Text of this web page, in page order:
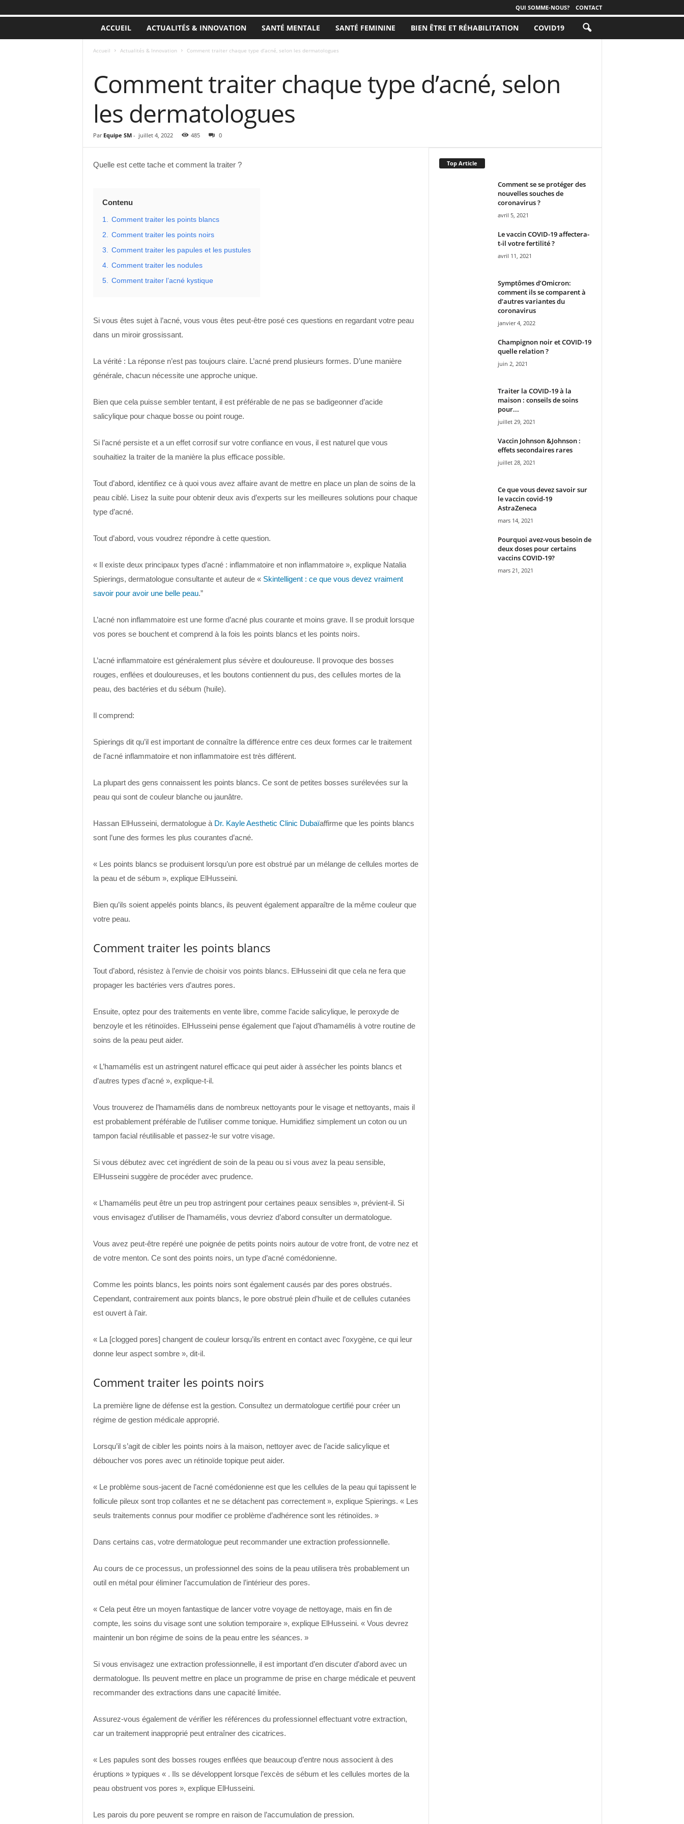
QUI SOMME-NOUS? CONTACT
ACCUEIL ACTUALITÉS & INNOVATION SANTÉ MENTALE SANTÉ FEMININE BIEN ÊTRE ET RÉHABILITATION COVID19
Accueil Actualités & Innovation Comment traiter chaque type d’acné, selon les dermatologues
Comment traiter chaque type d’acné, selon
les dermatologues
Par Equipe SM- juillet 4, 2022 485 0
Quelle est cette tache et comment la traiter ?
Contenu
1. Comment traiter les points blancs
2. Comment traiter les points noirs
3. Comment traiter les papules et les pustules
4. Comment traiter les nodules
5. Comment traiter l’acné kystique
Si vous êtes sujet à l’acné, vous vous êtes peut-être posé ces questions en regardant votre peau
dans un miroir grossissant.
La vérité : La réponse n’est pas toujours claire. L’acné prend plusieurs formes. D’une manière
générale, chacun nécessite une approche unique.
Bien que cela puisse sembler tentant, il est préférable de ne pas se badigeonner d’acide
salicylique pour chaque bosse ou point rouge.
Si l’acné persiste et a un effet corrosif sur votre confiance en vous, il est naturel que vous
souhaitiez la traiter de la manière la plus efficace possible.
Tout d’abord, identifiez ce à quoi vous avez affaire avant de mettre en place un plan de soins de la
peau ciblé. Lisez la suite pour obtenir deux avis d’experts sur les meilleures solutions pour chaque
type d’acné.
Tout d’abord, vous voudrez répondre à cette question.
« Il existe deux principaux types d’acné : inflammatoire et non inflammatoire », explique Natalia
Spierings, dermatologue consultante et auteur de « Skintelligent : ce que vous devez vraiment
savoir pour avoir une belle peau.”
L’acné non inflammatoire est une forme d’acné plus courante et moins grave. Il se produit lorsque
vos pores se bouchent et comprend à la fois les points blancs et les points noirs.
L’acné inflammatoire est généralement plus sévère et douloureuse. Il provoque des bosses
rouges, enflées et douloureuses, et les boutons contiennent du pus, des cellules mortes de la
peau, des bactéries et du sébum (huile).
Il comprend:
Spierings dit qu’il est important de connaître la différence entre ces deux formes car le traitement
de l’acné inflammatoire et non inflammatoire est très différent.
La plupart des gens connaissent les points blancs. Ce sont de petites bosses surélevées sur la
peau qui sont de couleur blanche ou jaunâtre.
Hassan ElHusseini, dermatologue à Dr. Kayle Aesthetic Clinic Dubaïaffirme que les points blancs
sont l’une des formes les plus courantes d’acné.
« Les points blancs se produisent lorsqu’un pore est obstrué par un mélange de cellules mortes de
la peau et de sébum », explique ElHusseini.
Bien qu’ils soient appelés points blancs, ils peuvent également apparaître de la même couleur que
votre peau.
Comment traiter les points blancs
Tout d’abord, résistez à l’envie de choisir vos points blancs. ElHusseini dit que cela ne fera que
propager les bactéries vers d’autres pores.
Ensuite, optez pour des traitements en vente libre, comme l’acide salicylique, le peroxyde de
benzoyle et les rétinoïdes. ElHusseini pense également que l’ajout d’hamamélis à votre routine de
soins de la peau peut aider.
« L’hamamélis est un astringent naturel efficace qui peut aider à assécher les points blancs et
d’autres types d’acné », explique-t-il.
Vous trouverez de l’hamamélis dans de nombreux nettoyants pour le visage et nettoyants, mais il
est probablement préférable de l’utiliser comme tonique. Humidifiez simplement un coton ou un
tampon facial réutilisable et passez-le sur votre visage.
Si vous débutez avec cet ingrédient de soin de la peau ou si vous avez la peau sensible,
ElHusseini suggère de procéder avec prudence.
« L’hamamélis peut être un peu trop astringent pour certaines peaux sensibles », prévient-il. Si
vous envisagez d’utiliser de l’hamamélis, vous devriez d’abord consulter un dermatologue.
Vous avez peut-être repéré une poignée de petits points noirs autour de votre front, de votre nez et
de votre menton. Ce sont des points noirs, un type d’acné comédonienne.
Comme les points blancs, les points noirs sont également causés par des pores obstrués.
Cependant, contrairement aux points blancs, le pore obstrué plein d’huile et de cellules cutanées
est ouvert à l’air.
« La [clogged pores] changent de couleur lorsqu’ils entrent en contact avec l’oxygène, ce qui leur
donne leur aspect sombre », dit-il.
Comment traiter les points noirs
La première ligne de défense est la gestion. Consultez un dermatologue certifié pour créer un
régime de gestion médicale approprié.
Lorsqu’il s’agit de cibler les points noirs à la maison, nettoyer avec de l’acide salicylique et
déboucher vos pores avec un rétinoïde topique peut aider.
« Le problème sous-jacent de l’acné comédonienne est que les cellules de la peau qui tapissent le
follicule pileux sont trop collantes et ne se détachent pas correctement », explique Spierings. « Les
seuls traitements connus pour modifier ce problème d’adhérence sont les rétinoïdes. »
Dans certains cas, votre dermatologue peut recommander une extraction professionnelle.
Au cours de ce processus, un professionnel des soins de la peau utilisera très probablement un
outil en métal pour éliminer l’accumulation de l’intérieur des pores.
« Cela peut être un moyen fantastique de lancer votre voyage de nettoyage, mais en fin de
compte, les soins du visage sont une solution temporaire », explique ElHusseini. « Vous devrez
maintenir un bon régime de soins de la peau entre les séances. »
Si vous envisagez une extraction professionnelle, il est important d’en discuter d’abord avec un
dermatologue. Ils peuvent mettre en place un programme de prise en charge médicale et peuvent
recommander des extractions dans une capacité limitée.
Assurez-vous également de vérifier les références du professionnel effectuant votre extraction,
car un traitement inapproprié peut entraîner des cicatrices.
« Les papules sont des bosses rouges enflées que beaucoup d’entre nous associent à des
éruptions » typiques « . Ils se développent lorsque l’excès de sébum et les cellules mortes de la
peau obstruent vos pores », explique ElHusseini.
Les parois du pore peuvent se rompre en raison de l’accumulation de pression.
Top Article
Comment se se protéger des
nouvelles souches de
coronavirus ?
avril 5, 2021
Le vaccin COVID-19 affectera-
t-il votre fertilité ?
avril 11, 2021
Symptômes d’Omicron:
comment ils se comparent à
d’autres variantes du
coronavirus
janvier 4, 2022
Champignon noir et COVID-19
quelle relation ?
juin 2, 2021
Traiter la COVID-19 à la
maison : conseils de soins
pour...
juillet 29, 2021
Vaccin Johnson &Johnson :
effets secondaires rares
juillet 28, 2021
Ce que vous devez savoir sur
le vaccin covid-19
AstraZeneca
mars 14, 2021
Pourquoi avez-vous besoin de
deux doses pour certains
vaccins COVID-19?
mars 21, 2021